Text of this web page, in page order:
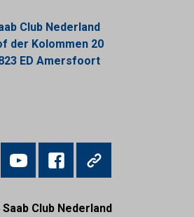
Club Nederland
der Kolommen 20
ED Amersfoort
Saab Club Nederland